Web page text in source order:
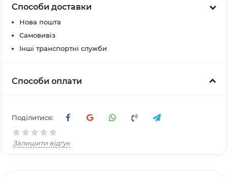
Способи доставки
Нова пошта
Самовивіз
Інші транспортні служби
Способи оплати
Поділитися:
Залишити відгук